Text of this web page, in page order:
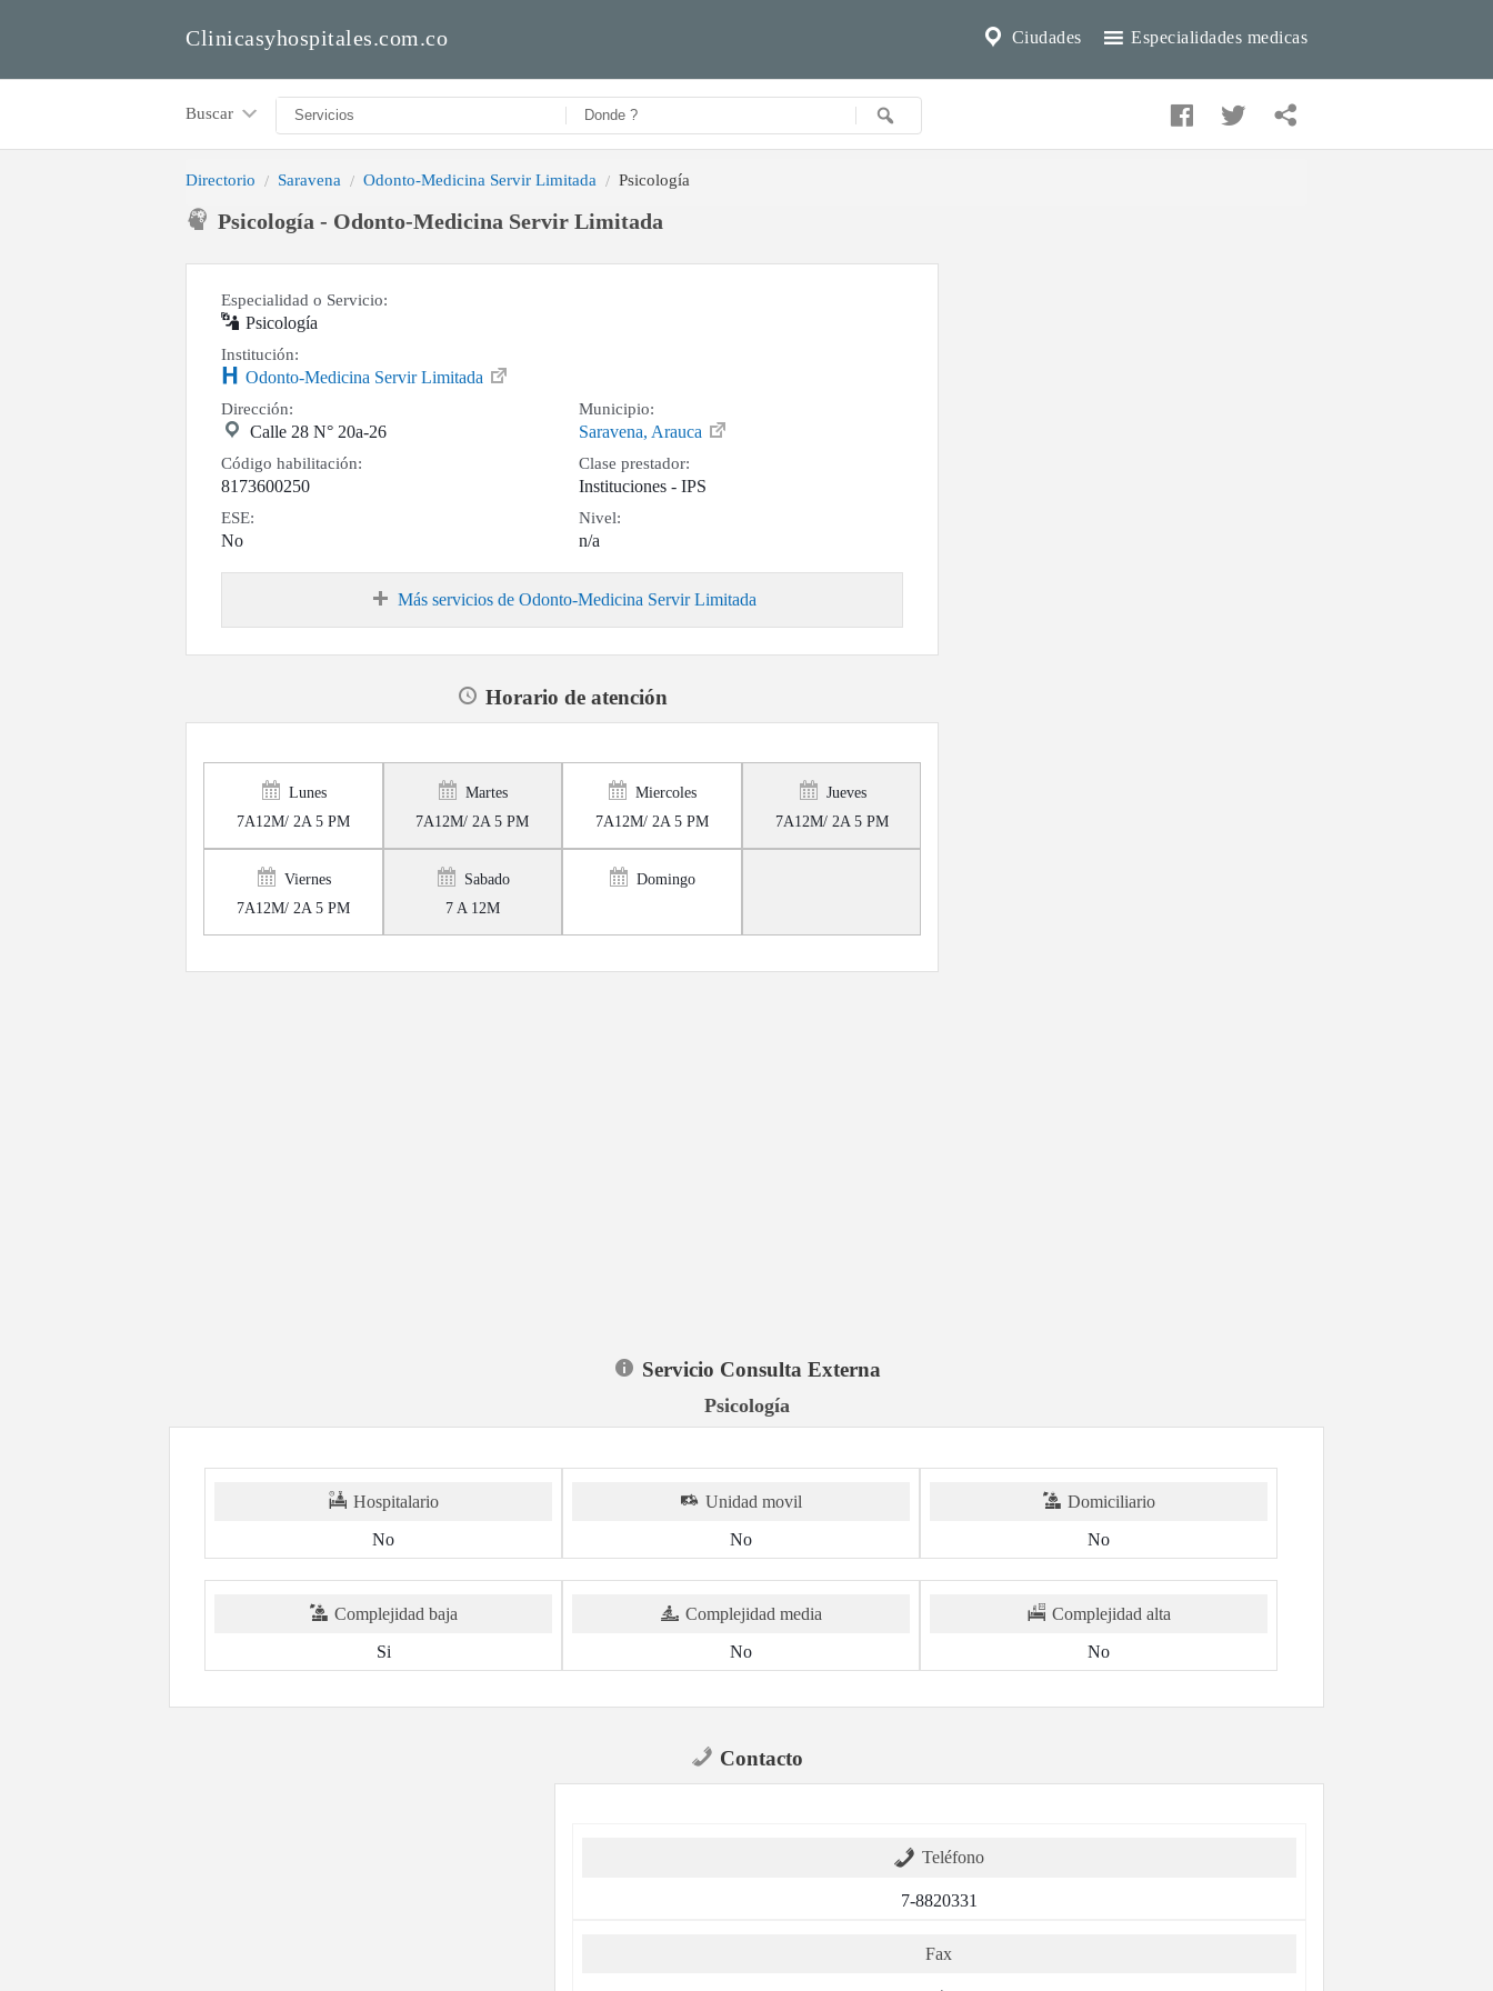
Especialidades medicas
Ciudades
Clinicasyhospitales.com.co
Buscar
Directorio Saravena Odonto-Medicina Servir Limitada Psicología
Psicología - Odonto-Medicina Servir Limitada
Especialidad o Servicio:
Psicología
Institución:
Odonto-Medicina Servir Limitada
Dirección:
Calle 28 N° 20a-26
Código habilitación:
8173600250
ESE:
No
Municipio:
Saravena, Arauca
Clase prestador:
Instituciones - IPS
Nivel:
n/a
Más servicios de Odonto-Medicina Servir Limitada
Horario de atención
Lunes
7A12M/ 2A 5 PM
Martes
7A12M/ 2A 5 PM
Miercoles
7A12M/ 2A 5 PM
Jueves
7A12M/ 2A 5 PM
Viernes
7A12M/ 2A 5 PM
Sabado
7 A 12M
Domingo
Servicio Consulta Externa
Psicología
Hospitalario
No
Unidad movil
No
Domiciliario
No
Complejidad baja
Si
Complejidad media
No
Complejidad alta
No
Contacto
Teléfono
7-8820331
Fax